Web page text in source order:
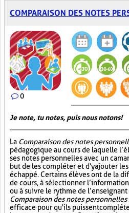
COMPARAISON DES NOTES
0
Je note, tu notes, puis nous notons!
La Comparaison des notes
pédagogique au cours de laquelle
ses notes personnelles avec un
but de les compléter et d'y ajouter
échappé. Certains élèves ont de la
de cours, à sélectionner
ou à suivre le rythme de l’enseignant
Comparaison des notes personnelles
efficace pour qu'ils puissent